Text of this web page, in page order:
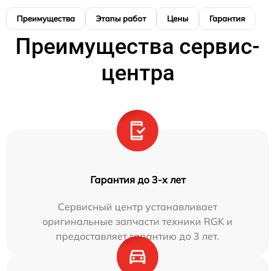
Преимущества Этапы работ Цены Гарантия
Преимущества сервис-
центра
Гарантия до 3-х лет
Сервисный центр устанавливает
оригинальные запчасти техники RGK и
предоставляет гарантию до 3 лет.